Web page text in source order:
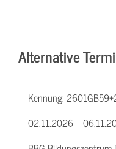
Alternative
Kennung:
02.11.2026 –